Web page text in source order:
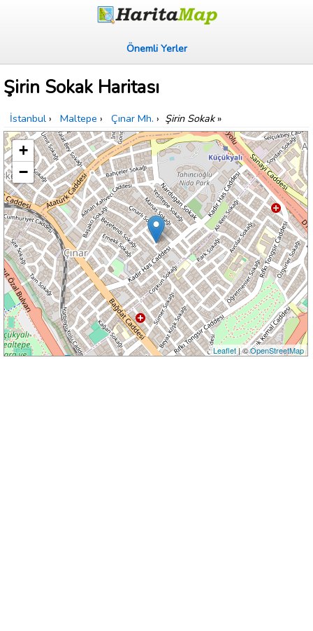
Önemli Yerler
Şirin Sokak Haritası
İstanbul › Maltepe › Çınar Mh. › Şirin Sokak»
+
−
Leaflet| ©OpenStreetMap